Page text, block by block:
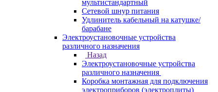
мультистандартный
Сетевой шнур питания
Удлинитель кабельный на катушке/
барабане
Электроустановочные устройства
различного назначения
Назад
Электроустановочные устройства
различного назначения
Коробка монтажная для подключения
электроприборов (электроплиты)